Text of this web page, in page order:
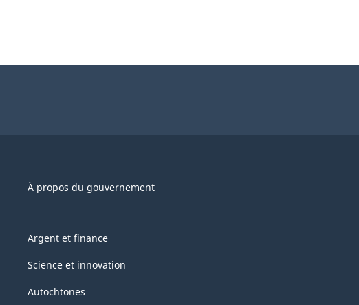
À propos du gouvernement
Argent et finance
Science et innovation
Autochtones